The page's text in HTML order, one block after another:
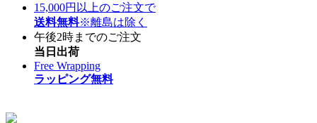
15,000円以上のご注文で
送料無料※離島は除く
午後2時までのご注文
当日出荷
Free Wrapping
ラッピング無料